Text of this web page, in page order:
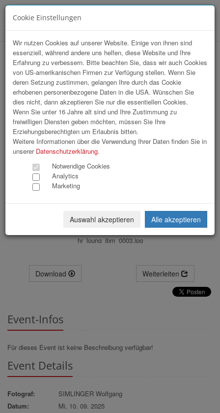
hr-lounge Ost zu Gast bei IBM
hr_loung_ibm_0003.jpg
Download Weiterleiten
Event-Infos
Für dieses Event ist keine Beschreibung verfügbar!
Event Details
Fotograf:
SIMLINGER Wolfgang
Datum:
Mi, 10. 09. 2025
Cookie Einstellungen
Wir nutzen Cookies auf unserer Website. Einige von ihnen sind
essenziell, während andere uns helfen, diese Website und Ihre
Erfahrung zu verbessern. Bitte beachten Sie, dass wir auch Cookies
von US-amerikanischen Firmen zur Verfügung stellen. Wenn Sie
deren Setzung zustimmen, gelangen Ihre durch das Cookie
erhobenen personenbezogene Daten in die USA. Wünschen Sie
dies nicht, dann akzeptieren Sie nur die essentiellen Cookies.
Wenn Sie unter 16 Jahre alt sind und Ihre Zustimmung zu
freiwilligen Diensten geben möchten, müssen Sie Ihre
Erziehungsberechtigten um Erlaubnis bitten.
Weitere Informationen über die Verwendung Ihrer Daten finden Sie in
unserer Datenschutzerklärung.
Notwendige Cookies
Analytics
Marketing
Auswahl akzeptieren Alle akzeptieren